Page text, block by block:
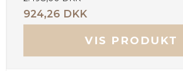
924,26 DKK
VIS PRODUKT